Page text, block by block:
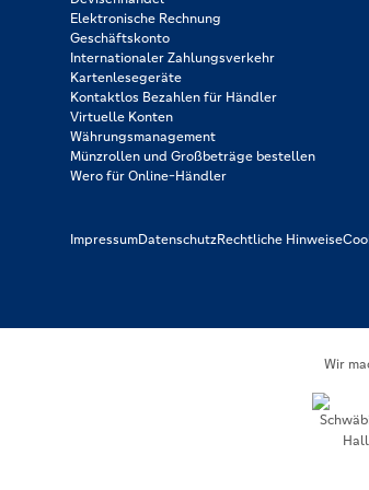
Elektronische Rechnung
Geschäftskonto
Internationaler Zahlungsverkehr
Kartenlesegeräte
Kontaktlos Bezahlen für Händler
Virtuelle Konten
Währungsmanagement
Münzrollen und Großbeträge bestellen
Wero für Online-Händler
ImpressumDatenschutzRechtliche Hinweise
Wir